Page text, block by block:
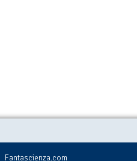
Fantascienza.com